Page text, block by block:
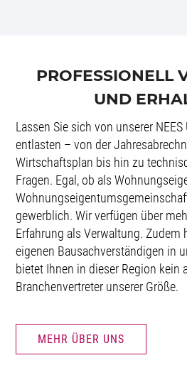
PROFESSIONELL
UND
Lassen Sie sich von unserer
entlasten – von der
Wirtschaftsplan bis hin zu
Fragen. Egal, ob als
gewerblich. Wir verfügen über
Erfahrung als Verwaltung. Zudem
eigenen Bausachverständigen in
bietet Ihnen in dieser Region kein
Branchenvertreter unserer Größe.
MEHR ÜBER UNS